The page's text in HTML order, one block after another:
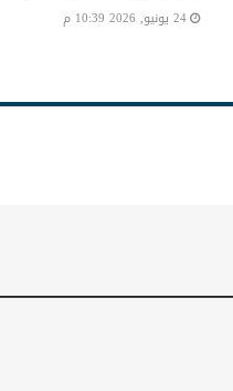
24 يونيو, 2026 10:39 م